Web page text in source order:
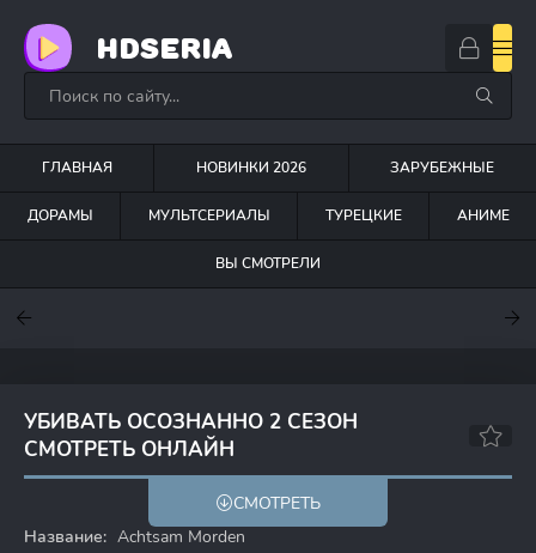
HDSERIA
ГЛАВНАЯ НОВИНКИ 2026 ЗАРУБЕЖНЫЕ
ДОРАМЫ МУЛЬТСЕРИАЛЫ ТУРЕЦКИЕ АНИМЕ
ВЫ СМОТРЕЛИ
УБИВАТЬ ОСОЗНАННО 2 СЕЗОН
СМОТРЕТЬ ОНЛАЙН
СМОТРЕТЬ
Название: Achtsam Morden